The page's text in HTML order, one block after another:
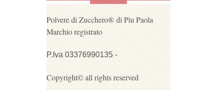
Polvere di Zucchero® di Piu Paola
Marchio registrato
P.Iva 03376990135 -
Copyright© all rights reserved